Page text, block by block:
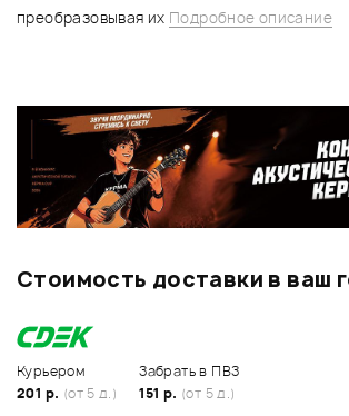
преобразовывая их Подробное описание
Стоимость доставки в ваш
Курьером
201 р. (от 5 д.)
Забрать в ПВЗ
151 р. (от 5 д.)